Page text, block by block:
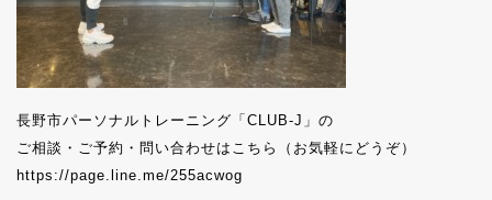
長野市パーソナルトレーニング「CLUB-J」の
ご相談・ご予約・問い合わせはこちら（お気軽にどうぞ）
https://page.line.me/255acwog